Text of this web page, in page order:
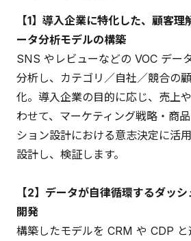
【1】導入企業に特化した、顧客
ータ分析モデルの構築
SNS やレビューなどの VOC デー
分析し、カテゴリ／自社／競合の
化。導入企業の目的に応じ、売上
わせて、マーケティング戦略・商
ション設計における意志決定に活
設計し、検証します。
【2】データが自律循環するダッ
開発
構築したモデルを CRM や CDP